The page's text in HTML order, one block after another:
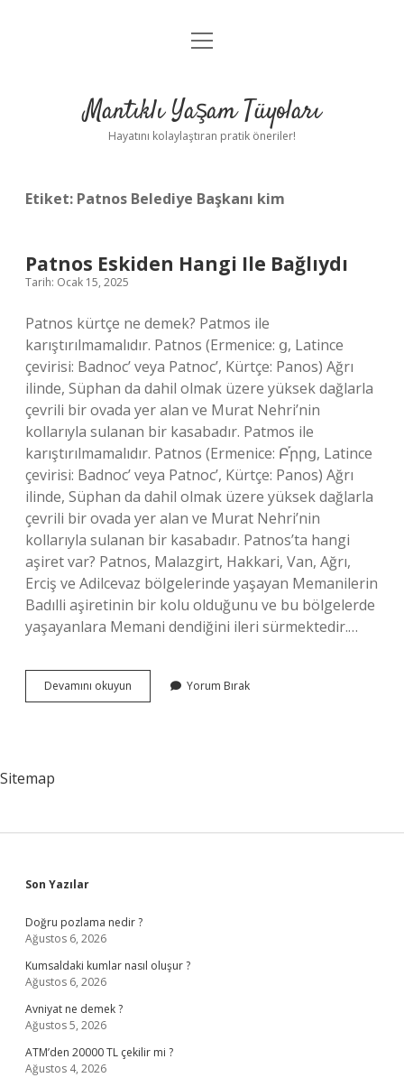
Anasayfa
Yasal Uyarı
menüyü
Mantıklı Yaşam Tüyoları
Hayatını kolaylaştıran pratik öneriler!
Etiket: Patnos Belediye Başkanı kim
Patnos Eskiden Hangi Ile Bağlıydı
Tarih: Ocak 15, 2025
Patnos kürtçe ne demek? Patmos ile
karıştırılmamalıdır. Patnos (Ermenice: ց, Latince
çevirisi: Badnoc’ veya Patnoc’, Kürtçe: Panos) Ağrı
ilinde, Süphan da dahil olmak üzere yüksek dağlarla
çevrili bir ovada yer alan ve Murat Nehri’nin
kollarıyla sulanan bir kasabadır. Patmos ile
karıştırılmamalıdır. Patnos (Ermenice: Բ֡րրց, Latince
çevirisi: Badnoc’ veya Patnoc’, Kürtçe: Panos) Ağrı
ilinde, Süphan da dahil olmak üzere yüksek dağlarla
çevrili bir ovada yer alan ve Murat Nehri’nin
kollarıyla sulanan bir kasabadır. Patnos’ta hangi
aşiret var? Patnos, Malazgirt, Hakkari, Van, Ağrı,
Erciş ve Adilcevaz bölgelerinde yaşayan Memanilerin
Badılli aşiretinin bir kolu olduğunu ve bu bölgelerde
yaşayanlara Memani dendiğini ileri sürmektedir.…
Devamını okuyun
Eskiden
Yorum Bırak
Sitemap
Sidebar
Son Yazılar
Doğru pozlama nedir ?
Ağustos 6, 2026
Kumsaldaki kumlar nasıl oluşur ?
Ağustos 6, 2026
Avniyat ne demek ?
Ağustos 5, 2026
ATM’den 20000 TL çekilir mi ?
Ağustos 4, 2026